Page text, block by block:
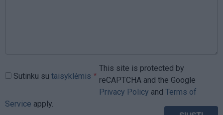
Sutinku su taisyklėmis
This site is protected by
reCAPTCHA and the Google
Privacy Policy and Terms of
Service apply.